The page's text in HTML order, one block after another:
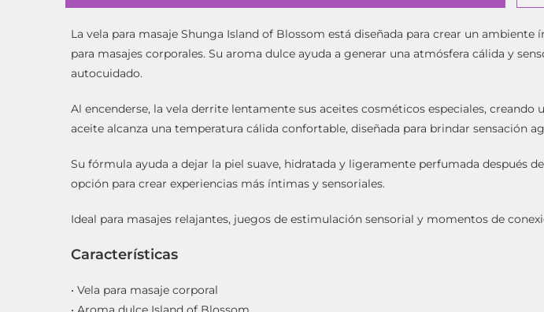
La vela para masaje Shunga Island of Blossom está diseñada para crear un
para masajes corporales. Su aroma dulce ayuda a generar una atmósfera cálida y
autocuidado.
Al encenderse, la vela derrite lentamente sus aceites cosméticos especiales,
aceite alcanza una temperatura cálida confortable, diseñada para brindar sensación
Su fórmula ayuda a dejar la piel suave, hidratada y ligeramente perfumada después
opción para crear experiencias más íntimas y sensoriales.
Ideal para masajes relajantes, juegos de estimulación sensorial y momentos de
Características
• Vela para masaje corporal